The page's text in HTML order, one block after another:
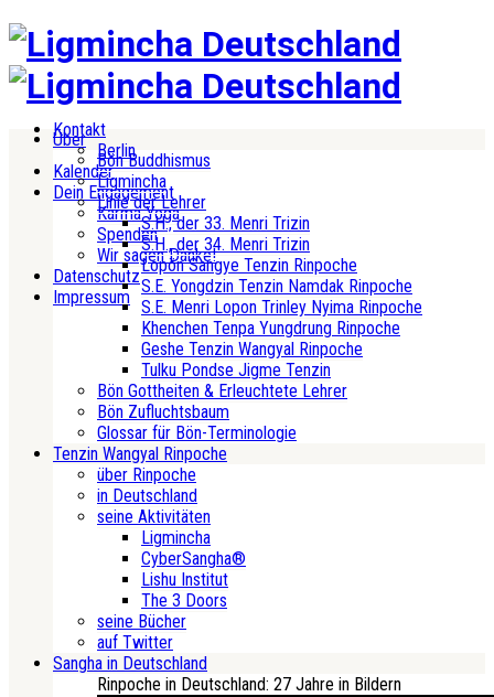
Kontakt
Berlin
Kalender
Dein Engagement
Karma Yoga
Spenden
Wir sagen Danke!
Datenschutz
Impressum
Über
Bön Buddhismus
Ligmincha
Linie der Lehrer
S.H., der 33. Menri Trizin
S.H., der 34. Menri Trizin
Lopön Sangye Tenzin Rinpoche
S.E. Yongdzin Tenzin Namdak Rinpoche
S.E. Menri Lopon Trinley Nyima Rinpoche
Khenchen Tenpa Yungdrung Rinpoche
Geshe Tenzin Wangyal Rinpoche
Tulku Pondse Jigme Tenzin
Bön Gottheiten & Erleuchtete Lehrer
Bön Zufluchtsbaum
Glossar für Bön-Terminologie
Tenzin Wangyal Rinpoche
über Rinpoche
in Deutschland
seine Aktivitäten
Ligmincha
CyberSangha®
Lishu Institut
The 3 Doors
seine Bücher
auf Twitter
Sangha in Deutschland
Rinpoche in Deutschland: 27 Jahre in Bildern